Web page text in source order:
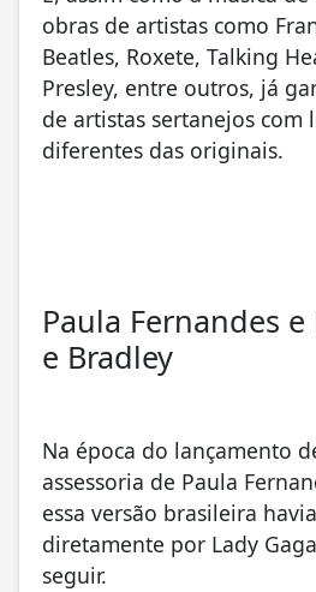
obras de artistas como
Beatles, Roxete, Talking
Presley, entre outros, já
de artistas sertanejos com
diferentes das originais.
Paula Fernandes
e Bradley
Na época do lançamento
assessoria de Paula
essa versão brasileira
diretamente por Lady
seguir.